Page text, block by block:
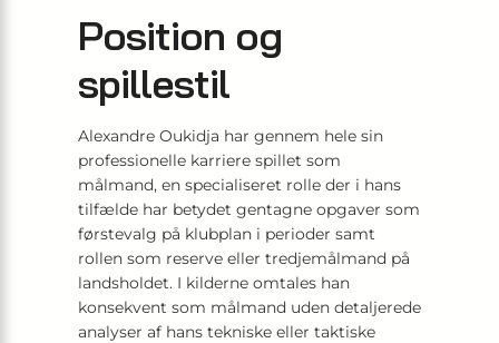
Position og
spillestil
Alexandre Oukidja har gennem hele sin
professionelle karriere spillet som
målmand, en specialiseret rolle der i hans
tilfælde har betydet gentagne opgaver som
førstevalg på klubplan i perioder samt
rollen som reserve eller tredjemålmand på
landsholdet. I kilderne omtales han
konsekvent som målmand uden detaljerede
analyser af hans tekniske eller taktiske